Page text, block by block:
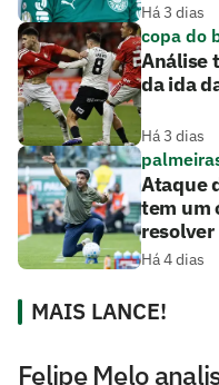
Há 3 dias
copa do
Análise
da ida
Há 3 dias
Ataque
tem um
resolver
Há 4 dias
MAIS LANCE!
Felipe Melo